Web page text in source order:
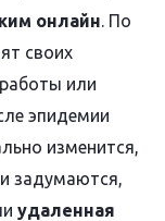
онлайн. По
своих
или
эпидемии
изменится,
задумаются,
удаленная